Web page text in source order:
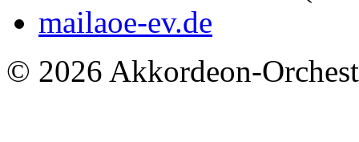
mailaoe-ev.de
© 2026 Akkordeon-